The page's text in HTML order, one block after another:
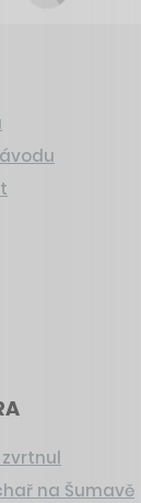
na Šumavě